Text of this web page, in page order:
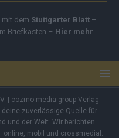
mit dem Stuttgarter Blatt –
Briefkasten – Hier mehr
| cozmo media group Verlag
deine zuverlässige Quelle für
und der Welt. Wir berichten
online, mobil und crossmedial.